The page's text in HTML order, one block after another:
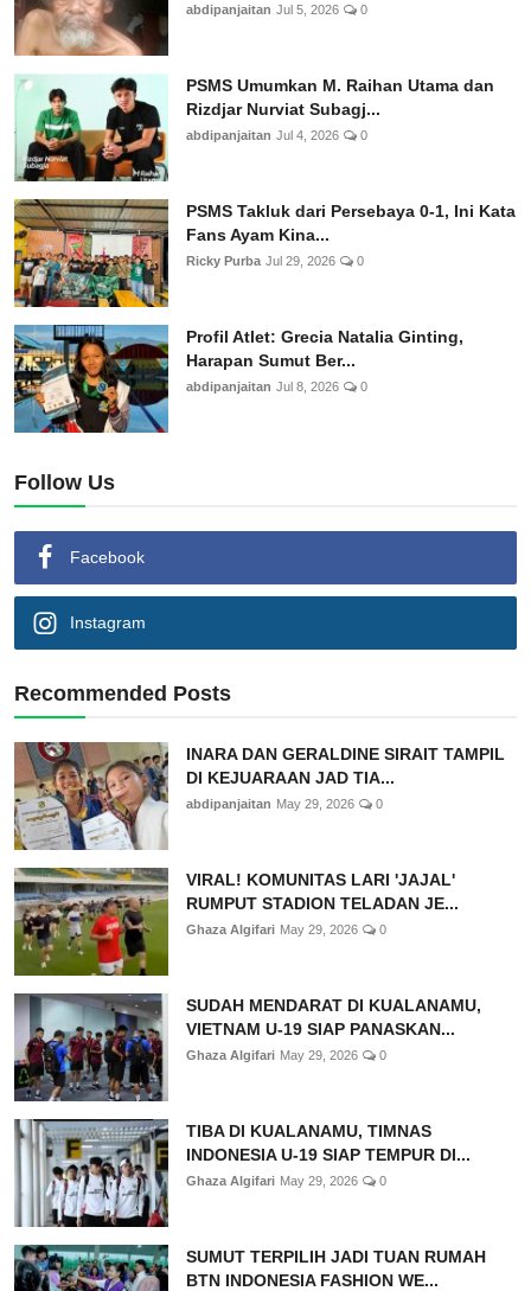
abdipanjaitan Jul 5, 2026 0
PSMS Umumkan M. Raihan Utama dan
Rizdjar Nurviat Subagj...
abdipanjaitan Jul 4, 2026 0
PSMS Takluk dari Persebaya 0-1, Ini Kata
Fans Ayam Kina...
Ricky Purba Jul 29, 2026 0
Profil Atlet: Grecia Natalia Ginting,
Harapan Sumut Ber...
abdipanjaitan Jul 8, 2026 0
Follow Us
Facebook
Instagram
Recommended Posts
INARA DAN GERALDINE SIRAIT TAMPIL
DI KEJUARAAN JAD TIA...
abdipanjaitan May 29, 2026 0
VIRAL! KOMUNITAS LARI 'JAJAL'
RUMPUT STADION TELADAN JE...
Ghaza Algifari May 29, 2026 0
SUDAH MENDARAT DI KUALANAMU,
VIETNAM U-19 SIAP PANASKAN...
Ghaza Algifari May 29, 2026 0
TIBA DI KUALANAMU, TIMNAS
INDONESIA U-19 SIAP TEMPUR DI...
Ghaza Algifari May 29, 2026 0
SUMUT TERPILIH JADI TUAN RUMAH
BTN INDONESIA FASHION WE...